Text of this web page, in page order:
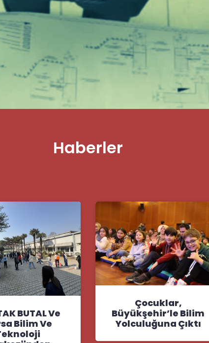
Haberler
BUTAL Ve
Bilim Ve
Çocuklar,
Büyükşehir’le Bilim
Yolculuğuna Çıktı